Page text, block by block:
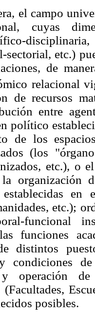
el campo
cuyas
disciplinaria,
sectorial, etc.)
de
relacional
de recursos
entre
político
de los
(los
etc.), o
organización
establecidas en
etc.);
funciones
distintos
condiciones
operación de
(Facultades,
posibles.